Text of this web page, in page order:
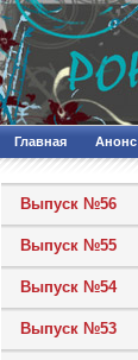
Главная Анонс
Выпуск №56
Выпуск №55
Выпуск №54
Выпуск №53